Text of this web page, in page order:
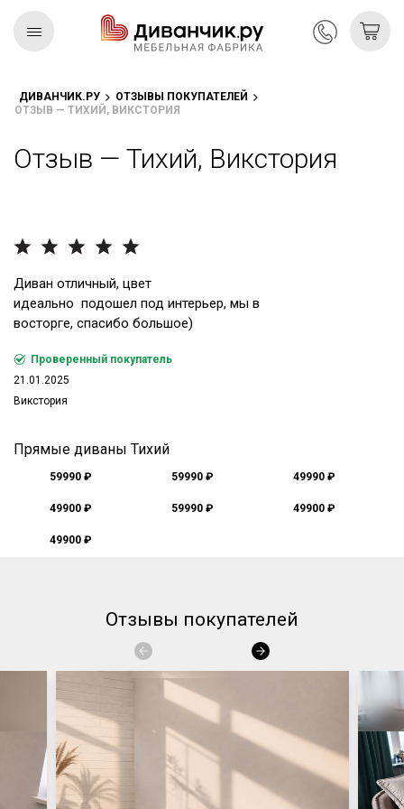
ДИВАНЧИК.РУ
ОТЗЫВЫ ПОКУПАТЕЛЕЙ
ОТЗЫВ — ТИХИЙ, ВИКСТОРИЯ
Отзыв — Тихий, Викстория
Диван отличный, цвет
идеально подошел под интерьер, мы в
восторге, спасибо большое)
Проверенный покупатель
21.01.2025
Викстория
Прямые диваны Тихий
59990 ₽ 59990 ₽ 49990 ₽
49900 ₽ 59990 ₽ 49900 ₽
49900 ₽
Отзывы покупателей